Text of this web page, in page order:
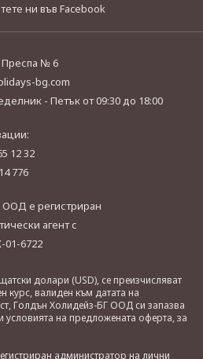
ни във Facebook
Преспа № 6
bg.com
- Петъкот 09:30 до 18:00
12 32
776
е регистриран
агент с
6722
долари (USD), се преизчисляват
курс, валиден към датата на
Голдън Холидейз-БГ ООД си запазва
условията на предложената оферта, за
администратор на лични